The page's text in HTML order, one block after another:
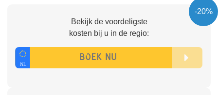
-20%
Bekijk de voordeligste
kosten bij u in de regio: